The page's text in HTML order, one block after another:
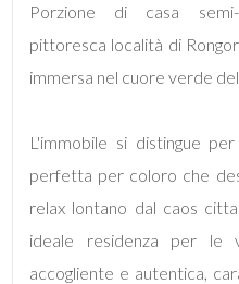
Porzione di casa
pittoresca località di
immersa nel cuore verde
L'immobile si distingue
perfetta per coloro che
relax lontano dal caos
ideale residenza per le
accogliente e autentica,
Totale